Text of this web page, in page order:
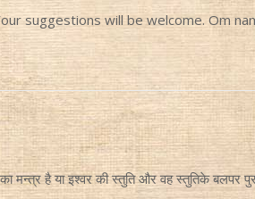
suggestions will be welcome. Om
मन्त्र है या इश्वर की स्तुति और वह स्तुतिके बलपर